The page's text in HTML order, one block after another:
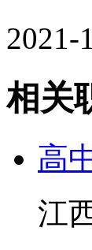
2021-
相关
高
江